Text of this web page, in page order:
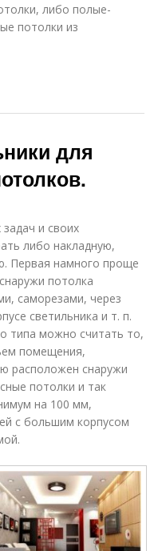
либо полые-
потолки из
для
и своих
либо накладную,
Первая намного проще
потолка
саморезами, через
светильника и т. п.
типа можно считать то,
помещения,
расположен снаружи
потолки и так
на 100 мм,
с большим корпусом